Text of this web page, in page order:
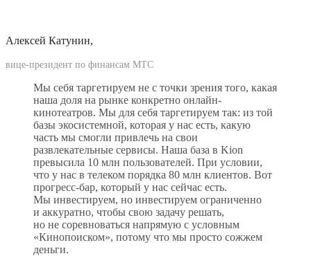
Алексей Катунин,
вице-президент по финансам МТС
Мы себя таргетируем не с точки зрения того, какая
наша доля на рынке конкретно онлайн-
кинотеатров. Мы для себя таргетируем так: из той
базы экосистемной, которая у нас есть, какую
часть мы смогли привлечь на свои
развлекательные сервисы. Наша база в Kion
превысила 10 млн пользователей. При условии,
что у нас в телеком порядка 80 млн клиентов. Вот
прогресс-бар, который у нас сейчас есть.
Мы инвестируем, но инвестируем ограниченно
и аккуратно, чтобы свою задачу решать,
но не соревноваться напрямую с условным
«Кинопоиском», потому что мы просто сожжем
деньги.